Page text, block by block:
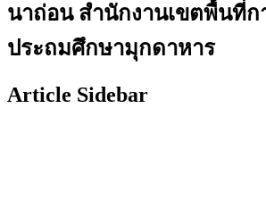
นาถ่อน สำนักงานเขตพื้นที่ก
ประถมศึกษามุกดาหาร
Article Sidebar